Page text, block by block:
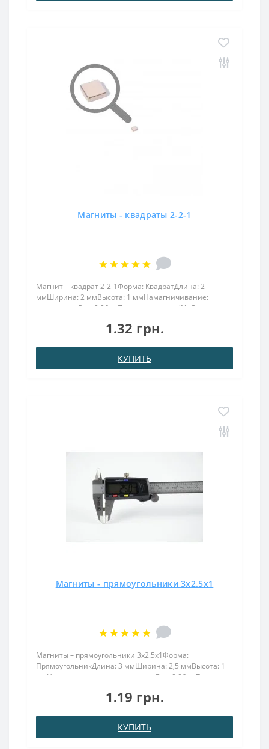
Магниты - квадраты 2-2-1
Магнит – квадрат 2-2-1Форма: КвадратДлина: 2
ммШирина: 2 ммВысота: 1 ммНамагничивание:
аксиальноеВес: 0,06 грПокрыт. никель.: (Ni-Cu-
кгТемпература использования: до 80°CНеодимовый
1.32 грн.
КУПИТЬ
Магниты - прямоугольники 3x2.5x1
Магниты – прямоугольники 3x2.5x1Форма:
ПрямоугольникДлина: 3 ммШирина: 2,5 ммВысота: 1
ммНамагничивание: аксиальноеВес: 0,06 грПокрыт.
прибл.: 0.180 кгТемпература использования: до
1.19 грн.
КУПИТЬ